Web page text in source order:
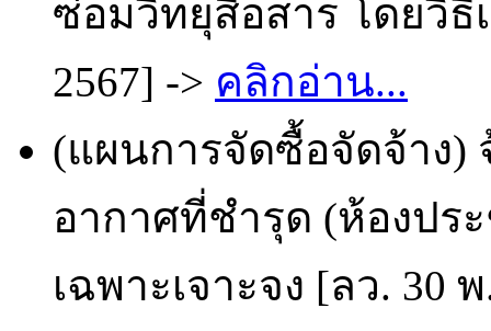
ซ่อมวิทยุสื่อสาร โดยวิธี
2567] -> คลิกอ่าน...
(แผนการจัดซื้อจัดจ้าง)
อากาศที่ชำรุด (ห้องปร
เฉพาะเจาะจง [ลว. 30